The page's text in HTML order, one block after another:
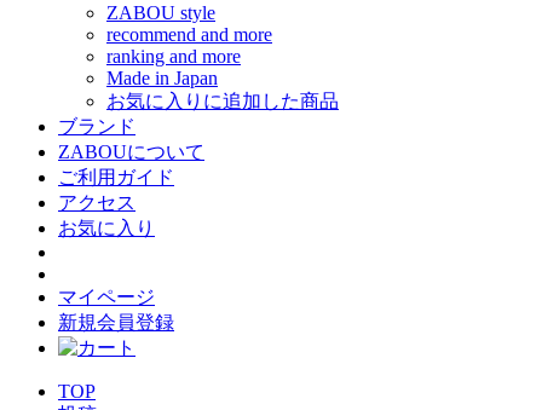
ZABOU style
recommend and more
ranking and more
Made in Japan
お気に入りに追加した商品
ブランド
ZABOUについて
ご利用ガイド
アクセス
お気に入り
マイページ
新規会員登録
TOP